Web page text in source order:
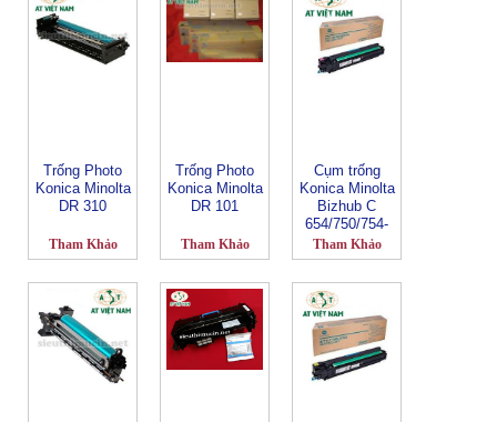
Trống Photo
Konica Minolta
DR 310
Tham Khảo
Trống Photo
Konica Minolta
DR 101
Tham Khảo
Cụm trống
Konica Minolta
Bizhub C
654/750/754-
DR 711M
Tham Khảo